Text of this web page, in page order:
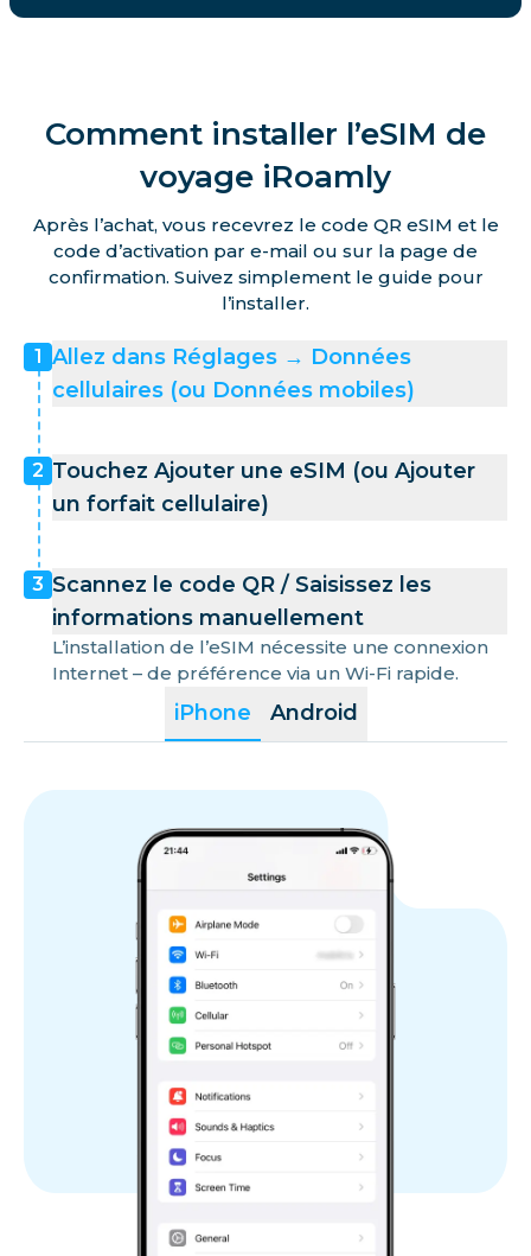
Comment installer l’eSIM de
voyage iRoamly
Après l’achat, vous recevrez le code QR eSIM et le
code d’activation par e-mail ou sur la page de
confirmation. Suivez simplement le guide pour
l’installer.
iPhone Android
1 Allez dans Réglages → Données
cellulaires (ou Données mobiles)
2 Touchez Ajouter une eSIM (ou Ajouter
un forfait cellulaire)
3 Scannez le code QR / Saisissez les
informations manuellement
L’installation de l’eSIM nécessite une connexion
Internet – de préférence via un Wi-Fi rapide.